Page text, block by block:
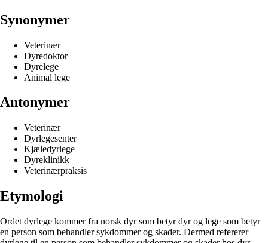
Synonymer
Veterinær
Dyredoktor
Dyrelege
Animal lege
Antonymer
Veterinær
Dyrlegesenter
Kjæledyrlege
Dyreklinikk
Veterinærpraksis
Etymologi
Ordet dyrlege kommer fra norsk dyr som betyr dyr og lege som betyr
en person som behandler sykdommer og skader. Dermed refererer